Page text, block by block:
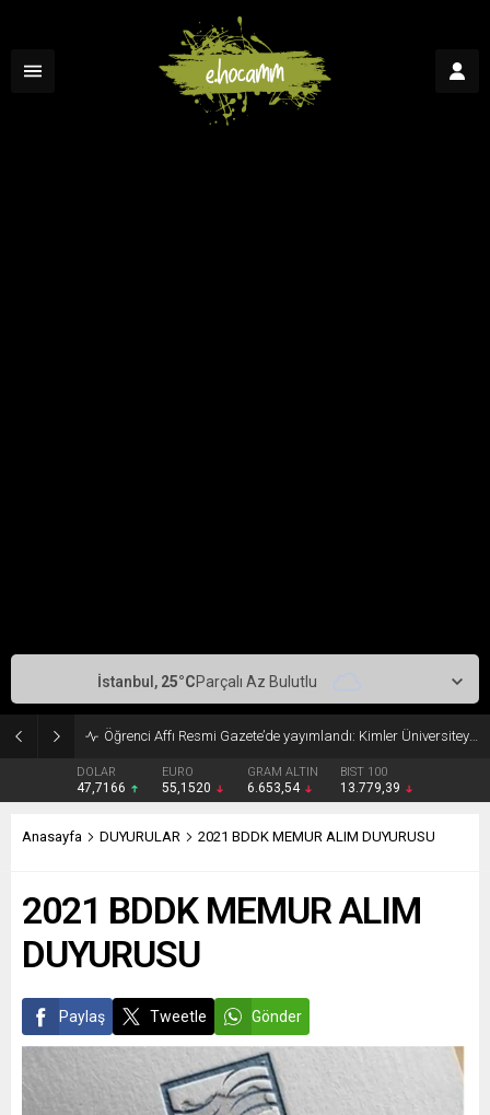
Öğrenci Affı Resmi Gazete’de yayımlandı: Kimler Üniversiteye Geri Dönebilecek?
DOLAR
47,7166
EURO
55,1520
GRAM ALTIN
6.653,54
BIST 100
13.779,39
İstanbul, 25°CParçalı Az Bulutlu
Anasayfa DUYURULAR 2021 BDDK MEMUR ALIM DUYURUSU
2021 BDDK MEMUR ALIM
DUYURUSU
Paylaş Tweetle Gönder